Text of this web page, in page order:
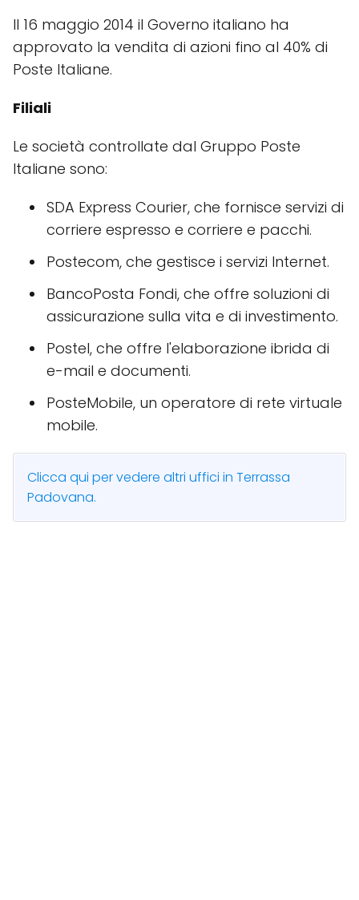
Il 16 maggio 2014 il Governo italiano ha
approvato la vendita di azioni fino al 40% di
Poste Italiane.
Filiali
Le società controllate dal Gruppo Poste
Italiane sono:
SDA Express Courier, che fornisce servizi di
corriere espresso e corriere e pacchi.
Postecom, che gestisce i servizi Internet.
BancoPosta Fondi, che offre soluzioni di
assicurazione sulla vita e di investimento.
Postel, che offre l'elaborazione ibrida di
e-mail e documenti.
PosteMobile, un operatore di rete virtuale
mobile.
Clicca qui per vedere altri uffici in Terrassa
Padovana.